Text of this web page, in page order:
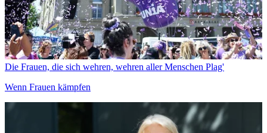
Die Frauen, die sich wehren, wehren aller Menschen Plag'
Wenn Frauen kämpfen